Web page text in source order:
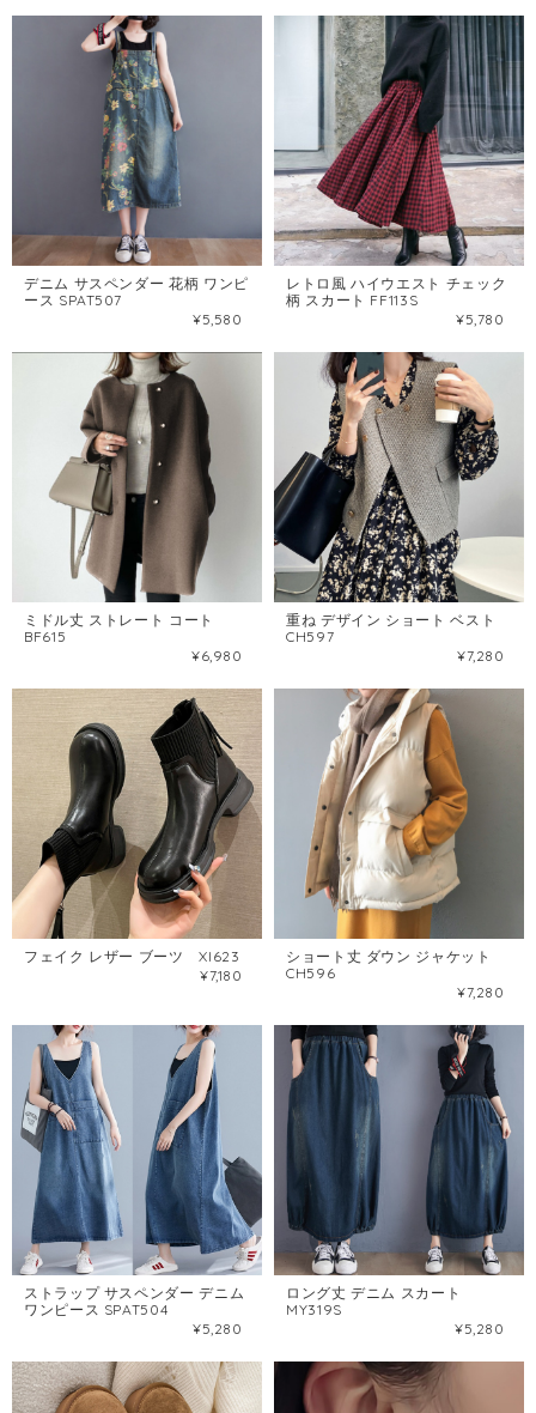
デニム サスペンダー 花柄 ワンピ
ース SPAT507
¥5,580
レトロ風 ハイウエスト チェック
柄 スカート FF113S
¥5,780
ミドル丈 ストレート コート
BF615
¥6,980
重ね デザイン ショート ベスト
CH597
¥7,280
フェイク レザー ブーツ XI623
¥7,180
ショート丈 ダウン ジャケット
CH596
¥7,280
ストラップ サスペンダー デニム
ワンピース SPAT504
¥5,280
ロング丈 デニム スカート
MY319S
¥5,280